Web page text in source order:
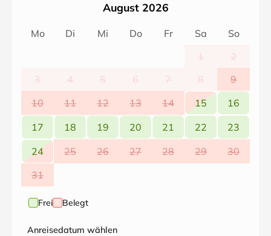
August 2026
Mo Di Mi Do Fr Sa
So
1
2
3
4 5 6 7 8
9
10
11 12 13 14 15
16
17
18 19 20 21 22
23
24
25 26 27 28 29
30
31
Frei Belegt
Anreisedatum wählen